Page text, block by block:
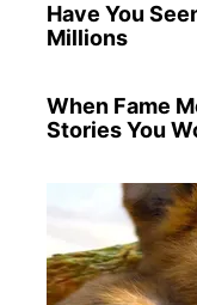
Have You
Millions
When Fame
Stories You